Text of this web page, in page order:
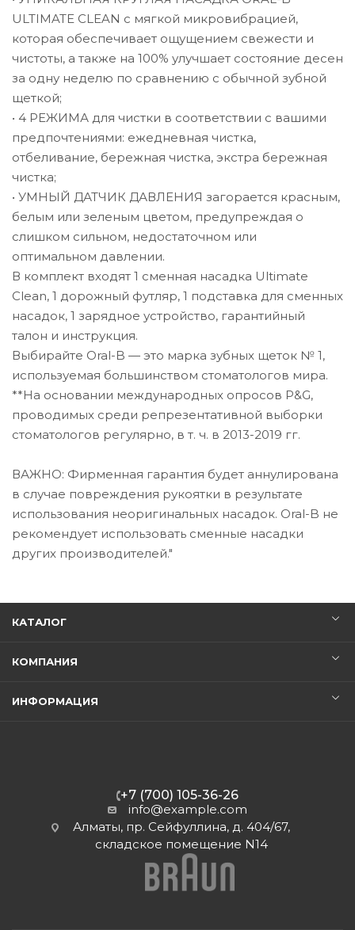
ULTIMATE CLEAN с мягкой микровибрацией,
которая обеспечивает ощущением свежести и
чистоты, а также на 100% улучшает состояние десен
за одну неделю по сравнению с обычной зубной
щеткой;
• 4 РЕЖИМА для чистки в соответствии с вашими
предпочтениями: ежедневная чистка,
отбеливание, бережная чистка, экстра бережная
чистка;
• УМНЫЙ ДАТЧИК ДАВЛЕНИЯ загорается красным,
белым или зеленым цветом, предупреждая о
слишком сильном, недостаточном или
оптимальном давлении.
В комплект входят 1 сменная насадка Ultimate
Clean, 1 дорожный футляр, 1 подставка для сменных
насадок, 1 зарядное устройство, гарантийный
талон и инструкция.
Выбирайте Oral-B — это марка зубных щеток № 1,
используемая большинством стоматологов мира.
**На основании международных опросов P&G,
проводимых среди репрезентативной выборки
стоматологов регулярно, в т. ч. в 2013-2019 гг.
ВАЖНО: Фирменная гарантия будет аннулирована
в случае повреждения рукоятки в результате
использования неоригинальных насадок. Oral-B не
рекомендует использовать сменные насадки
других производителей."
КАТАЛОГ
КОМПАНИЯ
ИНФОРМАЦИЯ
+7 (700) 105-36-26
info@example.com
Алматы, пр. Сейфуллина, д. 404/67,
складское помещение N14